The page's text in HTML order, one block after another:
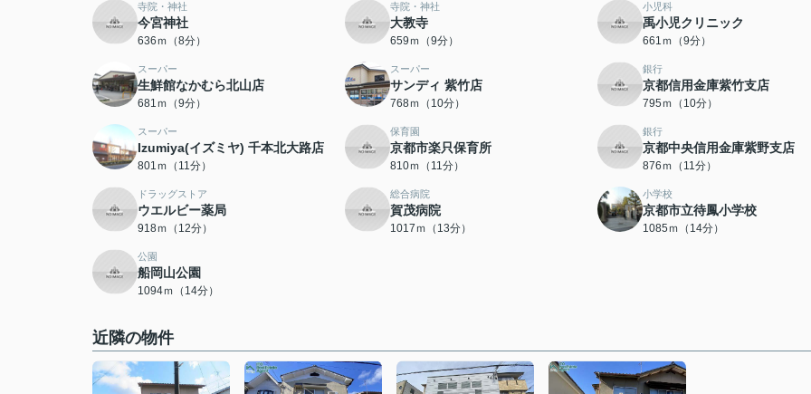
寺院・神社
今宮神社
636ｍ（8分）
寺院・神社
大教寺
659ｍ（9分）
小児科
禹小児クリニック
661ｍ（9分）
スーパー
生鮮館なかむら北山店
681ｍ（9分）
スーパー
サンディ 紫竹店
768ｍ（10分）
銀行
京都信用金庫紫竹支店
795ｍ（10分）
スーパー
Izumiya(イズミヤ) 千本北大路店
801ｍ（11分）
保育園
京都市楽只保育所
810ｍ（11分）
銀行
京都中央信用金庫紫野支店
876ｍ（11分）
ドラッグストア
ウエルビー薬局
918ｍ（12分）
総合病院
賀茂病院
1017ｍ（13分）
小学校
京都市立待鳳小学校
1085ｍ（14分）
公園
船岡山公園
1094ｍ（14分）
近隣の物件